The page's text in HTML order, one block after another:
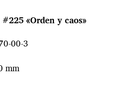
«Orden y caos»
00-3
mm